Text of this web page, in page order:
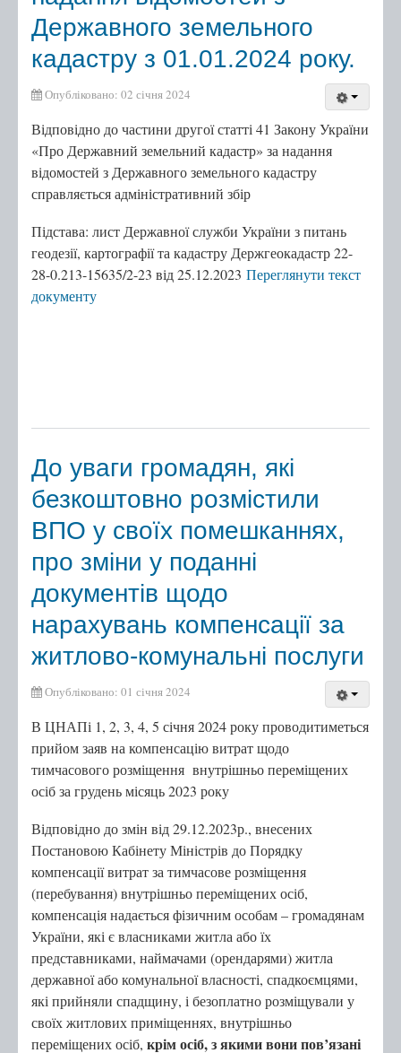
Державного земельного
кадастру з 01.01.2024 року.
Опубліковано: 02 січня 2024
Відповідно до частини другої статті 41 Закону України
«Про Державний земельний кадастр» за надання
відомостей з Державного земельного кадастру
справляється адміністративний збір
Підстава: лист Державної служби України з питань
геодезії, картографії та кадастру Держгеокадастр 22-
28-0.213-15635/2-23 від 25.12.2023 Переглянути текст
документу
До уваги громадян, які
безкоштовно розмістили
ВПО у своїх помешканнях,
про зміни у поданні
документів щодо
нарахувань компенсації за
житлово-комунальні послуги
Опубліковано: 01 січня 2024
В ЦНАПі 1, 2, 3, 4, 5 січня 2024 року проводитиметься
прийом заяв на компенсацію витрат щодо
тимчасового розміщення внутрішньо переміщених
осіб за грудень місяць 2023 року
Відповідно до змін від 29.12.2023р., внесених
Постановою Кабінету Міністрів до Порядку
компенсації витрат за тимчасове розміщення
(перебування) внутрішньо переміщених осіб,
компенсація надається фізичним особам – громадянам
України, які є власниками житла або їх
представниками, наймачами (орендарями) житла
державної або комунальної власності, спадкоємцями,
які прийняли спадщину, і безоплатно розміщували у
своїх житлових приміщеннях, внутрішньо
переміщених осіб, крім осіб, з якими вони пов’язані